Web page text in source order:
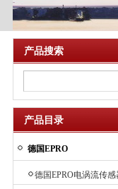
产品搜索
产品目录
德国EPRO
德国EPRO电涡流传感